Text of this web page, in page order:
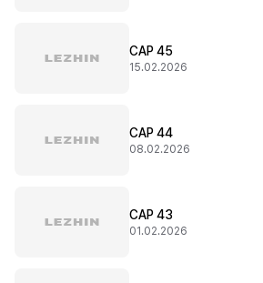
CAP 45
15.02.2026
CAP 44
08.02.2026
CAP 43
01.02.2026